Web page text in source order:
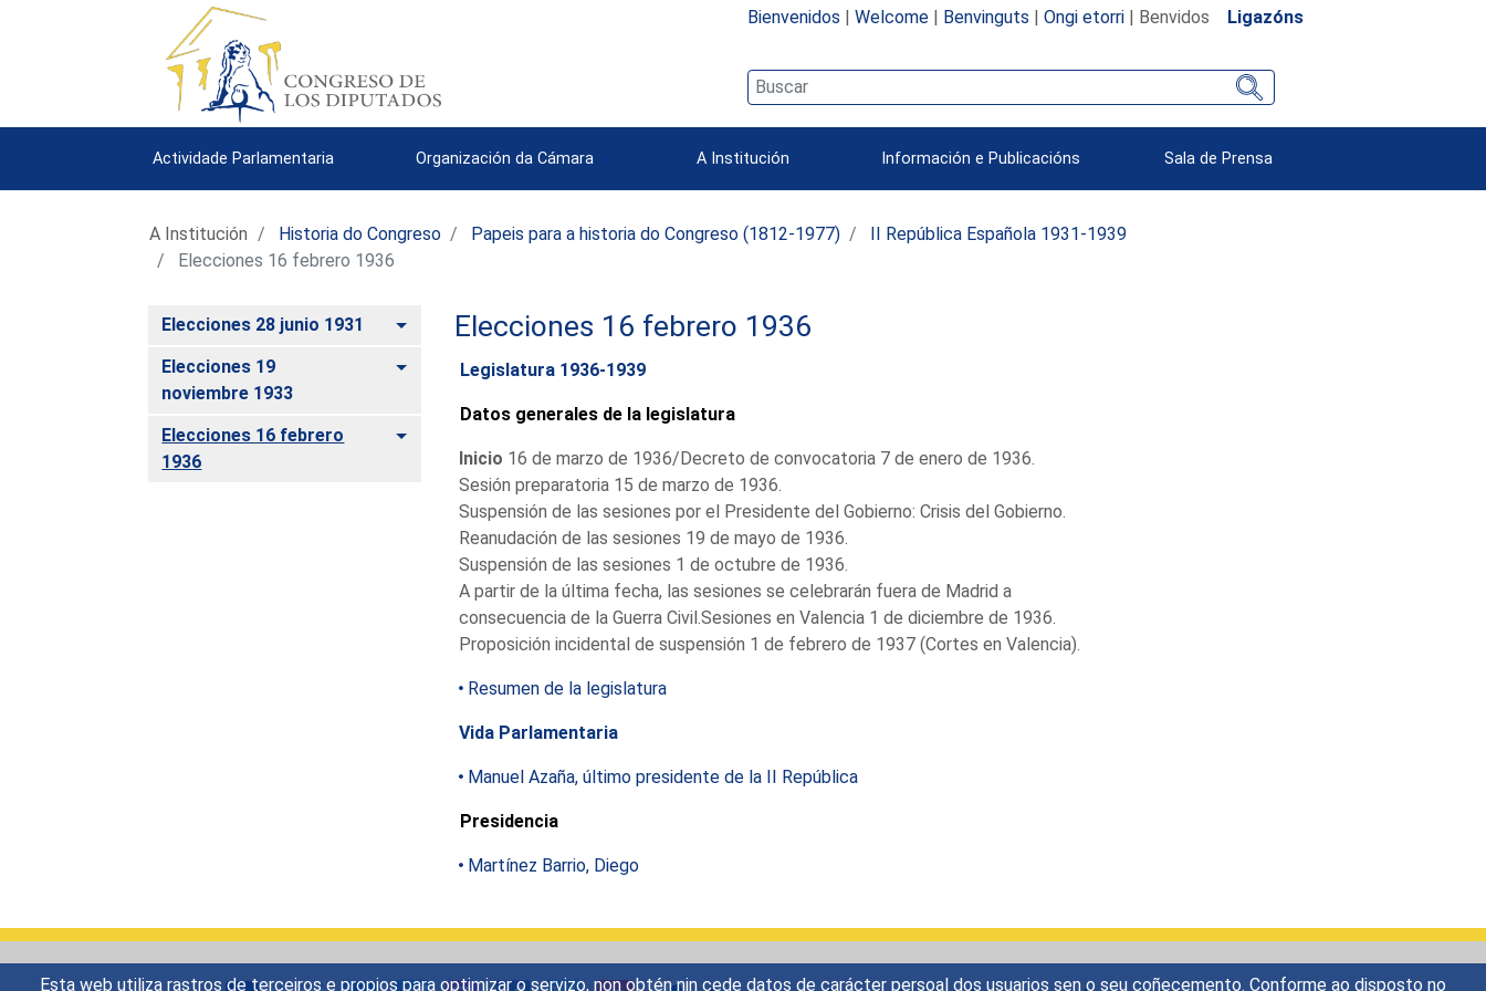
Esta web utiliza rastros de terceiros e propios para optimizar o servizo, non obtén nin cede datos de carácter persoal dos usuarios sen o seu coñecemento. Conforme ao disposto no
Bienvenidos | Welcome| Benvinguts | Ongi etorri| Benvidos Ligazóns
Actividade Parlamentaria Organización da Cámara A Institución Información e Publicacións Sala de Prensa
A Institución Historia do Congreso Papeis para a historia do Congreso (1812-1977)
II República Española 1931-1939
Elecciones 16 febrero 1936
Elecciones 28 junio 1931 Toggle
Elecciones 19
noviembre 1933
Toggle
Elecciones 16 febrero
1936
Toggle
Elecciones 16 febrero 1936
Legislatura 1936-1939
Datos generales de la legislatura
Inicio 16 de marzo de 1936/Decreto de convocatoria 7 de enero de 1936.
Sesión preparatoria 15 de marzo de 1936.
Suspensión de las sesiones por el Presidente del Gobierno: Crisis del Gobierno.
Reanudación de las sesiones 19 de mayo de 1936.
Suspensión de las sesiones 1 de octubre de 1936.
A partir de la última fecha, las sesiones se celebrarán fuera de Madrid a
consecuencia de la Guerra Civil.Sesiones en Valencia 1 de diciembre de 1936.
Proposición incidental de suspensión 1 de febrero de 1937 (Cortes en Valencia).
Resumen de la legislatura
Vida Parlamentaria
Manuel Azaña, último presidente de la II República
Presidencia
Martínez Barrio, Diego